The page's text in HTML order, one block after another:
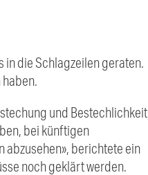
in die Schlagzeilen geraten.
und Bestechlichkeit
bei künftigen
abzusehen», berichtete ein
noch geklärt werden.